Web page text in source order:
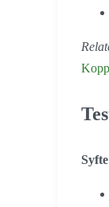
Syfte